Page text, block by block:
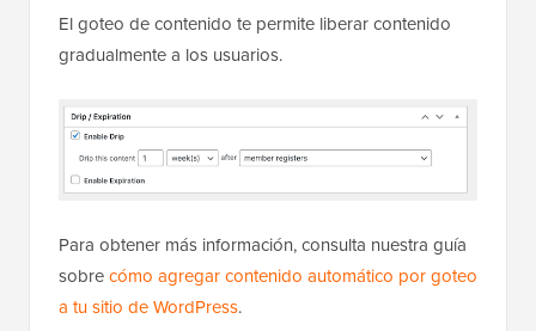
El goteo de contenido te permite liberar contenido
gradualmente a los usuarios.
Para obtener más información, consulta nuestra guía
sobrecómo agregar contenido automático por goteo
a tu sitio de WordPress.